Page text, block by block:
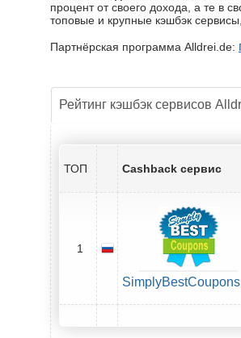
процент от своего дохода, а те в
топовые и крупные кэшбэк
Партнёрская программа Alldrei.de:
Рейтинг кэшбэк сервисов
ТОП Cashback сервис
1